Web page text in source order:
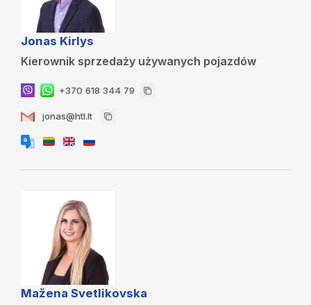
Jonas Kirlys
Kierownik sprzedaży używanych pojazdów
+370 618 344 79
jonas@htl.lt
Mažena Svetlikovska